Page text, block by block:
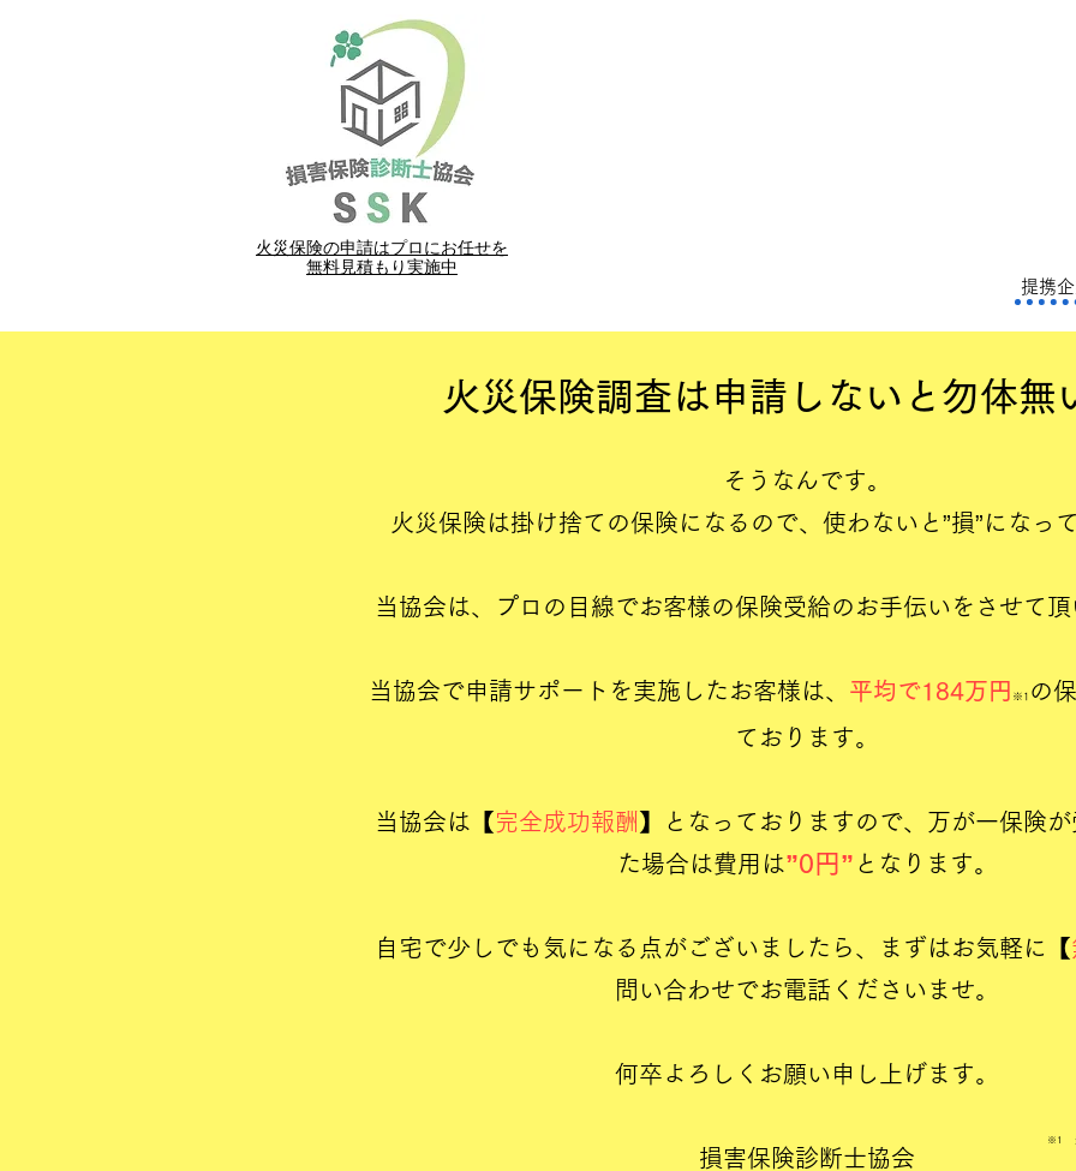
​火災保険の申請はプロにお任せを
​無料見積もり実施中
提携
火災保険調査は申請しないと勿体無
そうなんです。
火災保険は掛け捨ての保険になるので、使わないと”損”になっ
当協会は、プロの目線でお客様の保険受給のお手伝いをさせて頂
​当協会で申請サポートを実施したお客様は、 平均で184万円 ※1 の
ております。
当協会は【 完全成功報酬 】となっておりますので、万が一保険
た場合は費用は”0円” となります。
自 宅で少しでも気になる点がございましたら、まずはお気軽に【
問い合わせでお電話くださいませ。
​何卒よろしくお願い申し上げます。​
損害保険診断士協会
​※1 最